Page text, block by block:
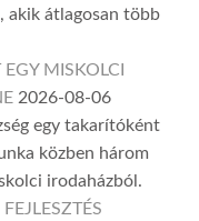
akik átlagosan több
MISKOLCI
2026-08-06
egy takarítóként
közben három
irodaházból.